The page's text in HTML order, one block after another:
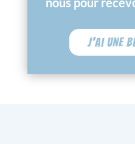
J'ai une